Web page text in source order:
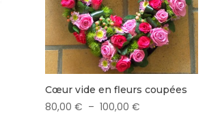
Cœur vide en fleurs coupées
80,00 € – 100,00 €Plage